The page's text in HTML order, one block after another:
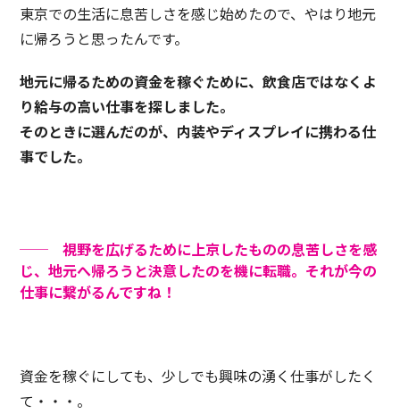
東京での生活に息苦しさを感じ始めたので、やはり地元
に帰ろうと思ったんです。
地元に帰るための資金を稼ぐために、飲食店ではなくよ
り給与の高い仕事を探しました。
そのときに選んだのが、内装やディスプレイに携わる仕
事でした。
── 視野を広げるために上京したものの息苦しさを感
じ、地元へ帰ろうと決意したのを機に転職。それが今の
仕事に繋がるんですね！
資金を稼ぐにしても、少しでも興味の湧く仕事がしたく
て・・・。